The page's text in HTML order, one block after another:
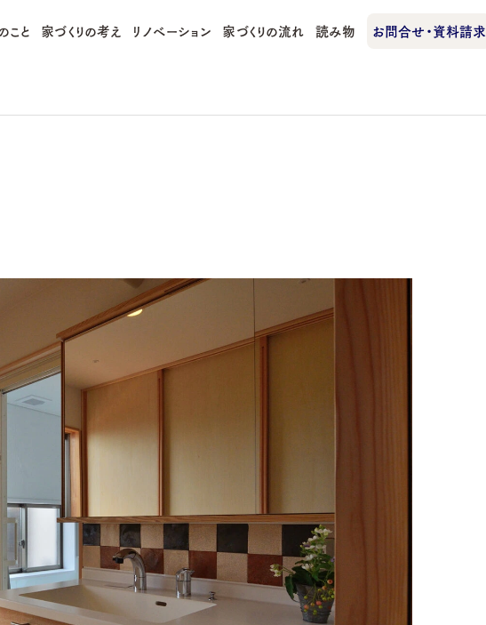
こと 家づくりの考え リノベーション 家づくりの流れ 読み物 お問合せ・資料請求